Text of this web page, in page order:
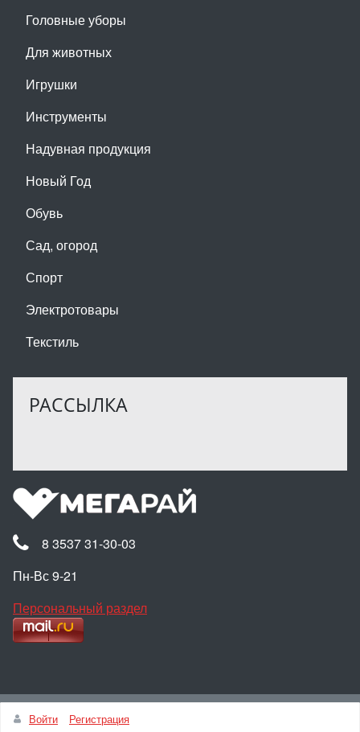
Головные уборы
Для животных
Игрушки
Инструменты
Надувная продукция
Новый Год
Обувь
Сад, огород
Спорт
Электротовары
Текстиль
РАССЫЛКА
8 3537 31-30-03
Пн-Вс 9-21
Персональный раздел
Войти
Регистрация